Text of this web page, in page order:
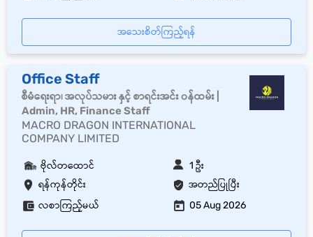
အသေးစိတ်ကြည့်ရန်
Office Staff
စီမံရေးရာ၊ အလုပ်သမား နှင့် စာရင်းအင်း ၀န်ထမ်း |
Admin, HR, Finance Staff
MACRO DRAGON INTERNATIONAL
COMPANY LIMITED
ရန်ကုန်တိုင်း အတည်ပြုပြီး
ဗိုလ်တထောင် 1 ဦး
လစာကြည့်မယ် 05 Aug 2026